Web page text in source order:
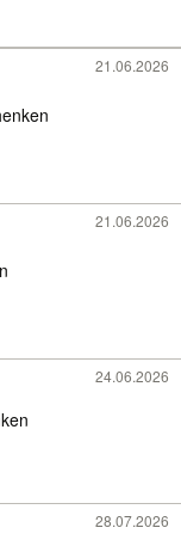
21.06.2026
21.06.2026
24.06.2026
28.07.2026